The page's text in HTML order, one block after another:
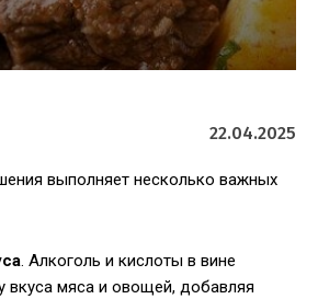
22.04.2025
выполняет несколько важных
. Алкоголь и кислоты в вине
вкуса мяса и овощей, добавляя